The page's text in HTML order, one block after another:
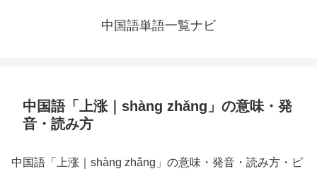
中国語単語一覧ナビ
中国語「上涨｜shàng zhǎng」の意味・発
音・読み方
中国語「上涨｜shàng zhǎng」の意味・発音・読み方・ピ